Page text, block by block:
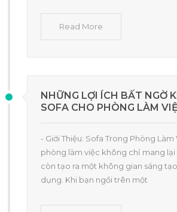
Read More
NHỮNG LỢI ÍCH BẤT NGỜ
SOFA CHO PHÒNG LÀM
- Giới Thiệu: Sofa Trong Phòng
phòng làm việc không chỉ mang lại
còn tạo ra một không gian sáng
dụng. Khi bạn ngồi trên một